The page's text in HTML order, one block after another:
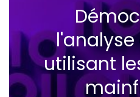
utilisant